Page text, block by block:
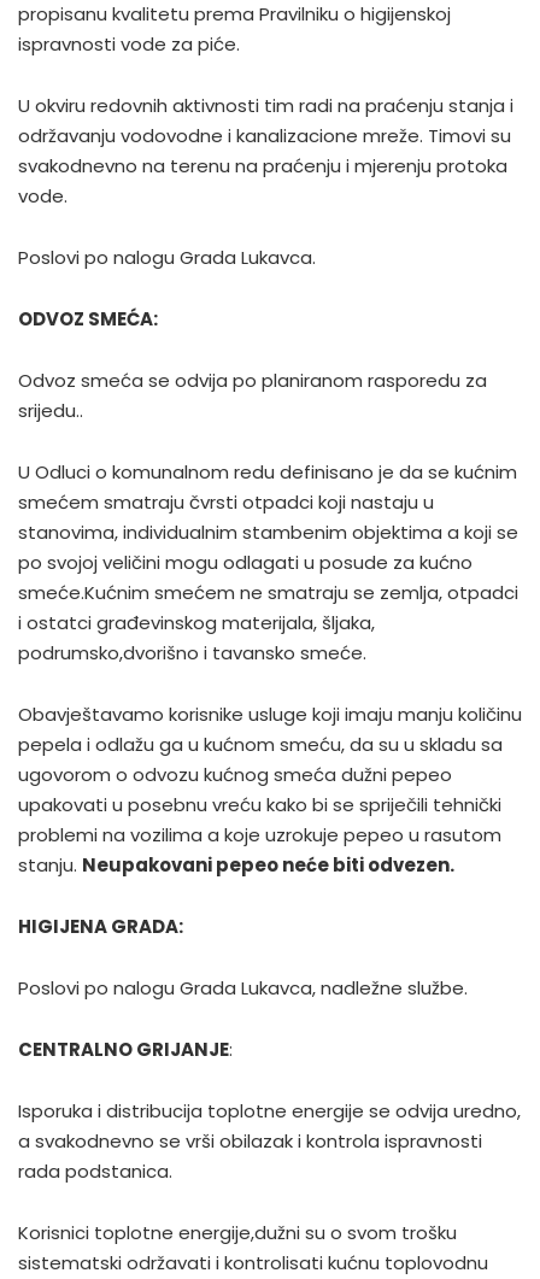
propisanu kvalitetu prema Pravilniku o higijenskoj
ispravnosti vode za piće.
U okviru redovnih aktivnosti tim radi na praćenju stanja i
održavanju vodovodne i kanalizacione mreže. Timovi su
svakodnevno na terenu na praćenju i mjerenju protoka
vode.
Poslovi po nalogu Grada Lukavca.
ODVOZ SMEĆA:
Odvoz smeća se odvija po planiranom rasporedu za
srijedu..
U Odluci o komunalnom redu definisano je da se kućnim
smećem smatraju čvrsti otpadci koji nastaju u
stanovima, individualnim stambenim objektima a koji se
po svojoj veličini mogu odlagati u posude za kućno
smeće.Kućnim smećem ne smatraju se zemlja, otpadci
i ostatci građevinskog materijala, šljaka,
podrumsko,dvorišno i tavansko smeće.
Obavještavamo korisnike usluge koji imaju manju količinu
pepela i odlažu ga u kućnom smeću, da su u skladu sa
ugovorom o odvozu kućnog smeća dužni pepeo
upakovati u posebnu vreću kako bi se spriječili tehnički
problemi na vozilima a koje uzrokuje pepeo u rasutom
stanju. Neupakovani pepeo neće biti odvezen.
HIGIJENA GRADA:
Poslovi po nalogu Grada Lukavca, nadležne službe.
CENTRALNO GRIJANJE:
Isporuka i distribucija toplotne energije se odvija uredno,
a svakodnevno se vrši obilazak i kontrola ispravnosti
rada podstanica.
Korisnici toplotne energije,dužni su o svom trošku
sistematski održavati i kontrolisati kućnu toplovodnu